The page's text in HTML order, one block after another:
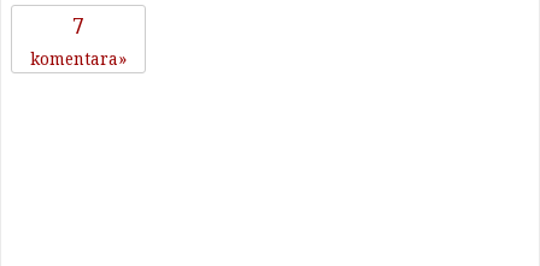
7
komentara